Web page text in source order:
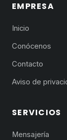
EMPRESA
Inicio
Conócenos
Contacto
Aviso de
SERVICIOS
Mensajería